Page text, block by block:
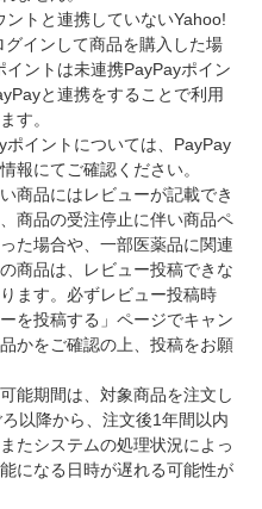
ントと連携していないYahoo!
グインして商品を購入した場
イントは未連携PayPayポイン
と連携をすることで利用
す。
ポイントについては、PayPay
報にてご確認ください。
商品にはレビューが記載でき
商品の受注停止に伴い商品ペ
た場合や、一部医薬品に関連
商品は、レビュー投稿できな
ます。必ずレビュー投稿時
を投稿する」ページでキャン
かをご確認の上、投稿をお願
能期間は、対象商品を注文し
以降から、注文後1年間以内
たシステムの処理状況によっ
になる日時が遅れる可能性が